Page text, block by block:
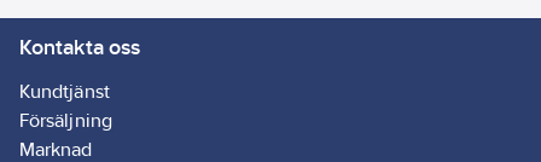
Kontakta oss
Kundtjänst
Försäljning
Marknad